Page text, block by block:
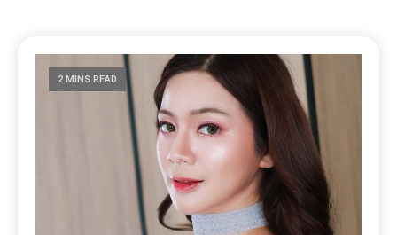
2 MINS READ